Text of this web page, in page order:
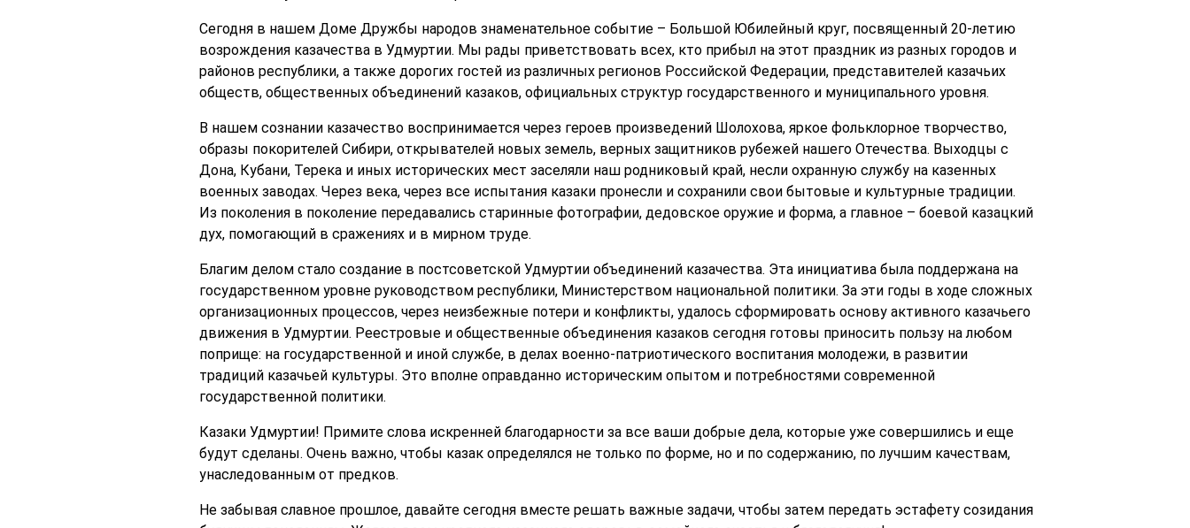
Сегодня в нашем Доме Дружбы народов знаменательное событие – Большой Юбилейный круг, посвященный 20-летию
возрождения казачества в Удмуртии. Мы рады приветствовать всех, кто прибыл на этот праздник из разных городов и
районов республики, а также дорогих гостей из различных регионов Российской Федерации, представителей казачьих
обществ, общественных объединений казаков, официальных структур государственного и муниципального уровня.
В нашем сознании казачество воспринимается через героев произведений Шолохова, яркое фольклорное творчество,
образы покорителей Сибири, открывателей новых земель, верных защитников рубежей нашего Отечества. Выходцы с
Дона, Кубани, Терека и иных исторических мест заселяли наш родниковый край, несли охранную службу на казенных
военных заводах. Через века, через все испытания казаки пронесли и сохранили свои бытовые и культурные традиции.
Из поколения в поколение передавались старинные фотографии, дедовское оружие и форма, а главное – боевой казацкий
дух, помогающий в сражениях и в мирном труде.
Благим делом стало создание в постсоветской Удмуртии объединений казачества. Эта инициатива была поддержана на
государственном уровне руководством республики, Министерством национальной политики. За эти годы в ходе сложных
организационных процессов, через неизбежные потери и конфликты, удалось сформировать основу активного казачьего
движения в Удмуртии. Реестровые и общественные объединения казаков сегодня готовы приносить пользу на любом
поприще: на государственной и иной службе, в делах военно-патриотического воспитания молодежи, в развитии
традиций казачьей культуры. Это вполне оправданно историческим опытом и потребностями современной
государственной политики.
Казаки Удмуртии! Примите слова искренней благодарности за все ваши добрые дела, которые уже совершились и еще
будут сделаны. Очень важно, чтобы казак определялся не только по форме, но и по содержанию, по лучшим качествам,
унаследованным от предков.
Не забывая славное прошлое, давайте сегодня вместе решать важные задачи, чтобы затем передать эстафету созидания